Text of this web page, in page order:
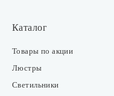
Каталог
Товары по акции
Люстры
Светильники